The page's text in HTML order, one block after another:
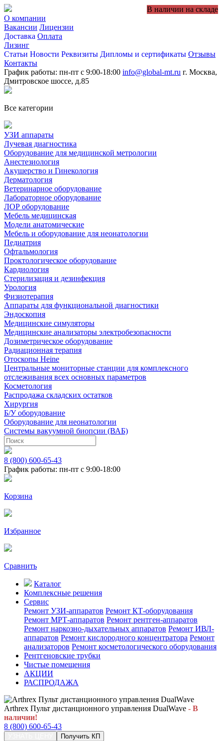
О компании
Вакансии Лицензии
Доставка Оплата
Лизинг
Статьи Новости Реквизиты Дипломы и сертификаты Отзывы
Контакты
График работы: пн-пт с 9:00-18:00 info@global-mt.ru г. Москва,
Дмитровское шоссе, д.85
Все категории
УЗИ аппараты
Лучевая диагностика
Оборудование для медицинской метрологии
Анестезиология
Акушерство и Гинекология
Дерматология
Ветеринарное оборудование
Лабораторное оборудование
ЛОР оборудование
Мебель медицинская
Модели анатомические
Мебель и оборудование для неонатологии
Педиатрия
Офтальмология
Проктологическое оборудование
Кардиология
Стерилизация и дезинфекция
Урология
Физиотерапия
Аппараты для функциональной диагностики
Эндоскопия
Медицинские симуляторы
Медицинские анализаторы электробезопасности
Дозиметрическое оборудование
Радиационная терапия
Отоскопы Heine
Центральные мониторные станции для комплексного
отслеживания всех основных параметров
Косметология
Распродажа складских остатков
Хирургия
Б/У оборудование
Оборудование для неонатологии
Системы вакуумной биопсии (ВАБ)
8 (800) 600-65-43
График работы: пн-пт с 9:00-18:00
Корзина
Избранное
Сравнить
Каталог
Комплексные решения
Сервис
Ремонт УЗИ-аппаратов Ремонт КТ-оборудования
Ремонт МРТ-аппаратов Ремонт рентген-аппаратов
Ремонт наркозно-дыхательных аппаратов Ремонт ИВЛ-
аппаратов Ремонт кислородного концентратора Ремонт
анализаторов Ремонт косметологического оборудования
Рентгеновские трубки
Чистые помещения
АКЦИИ
РАСПРОДАЖА
Arthrex Пульт дистанционного управления DualWave - В
наличии!
8 (800) 600-65-43
Получить КП
В наличии на складе